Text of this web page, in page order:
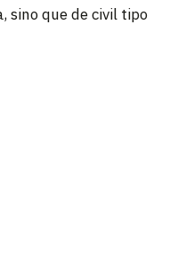
sino que de civil tipo